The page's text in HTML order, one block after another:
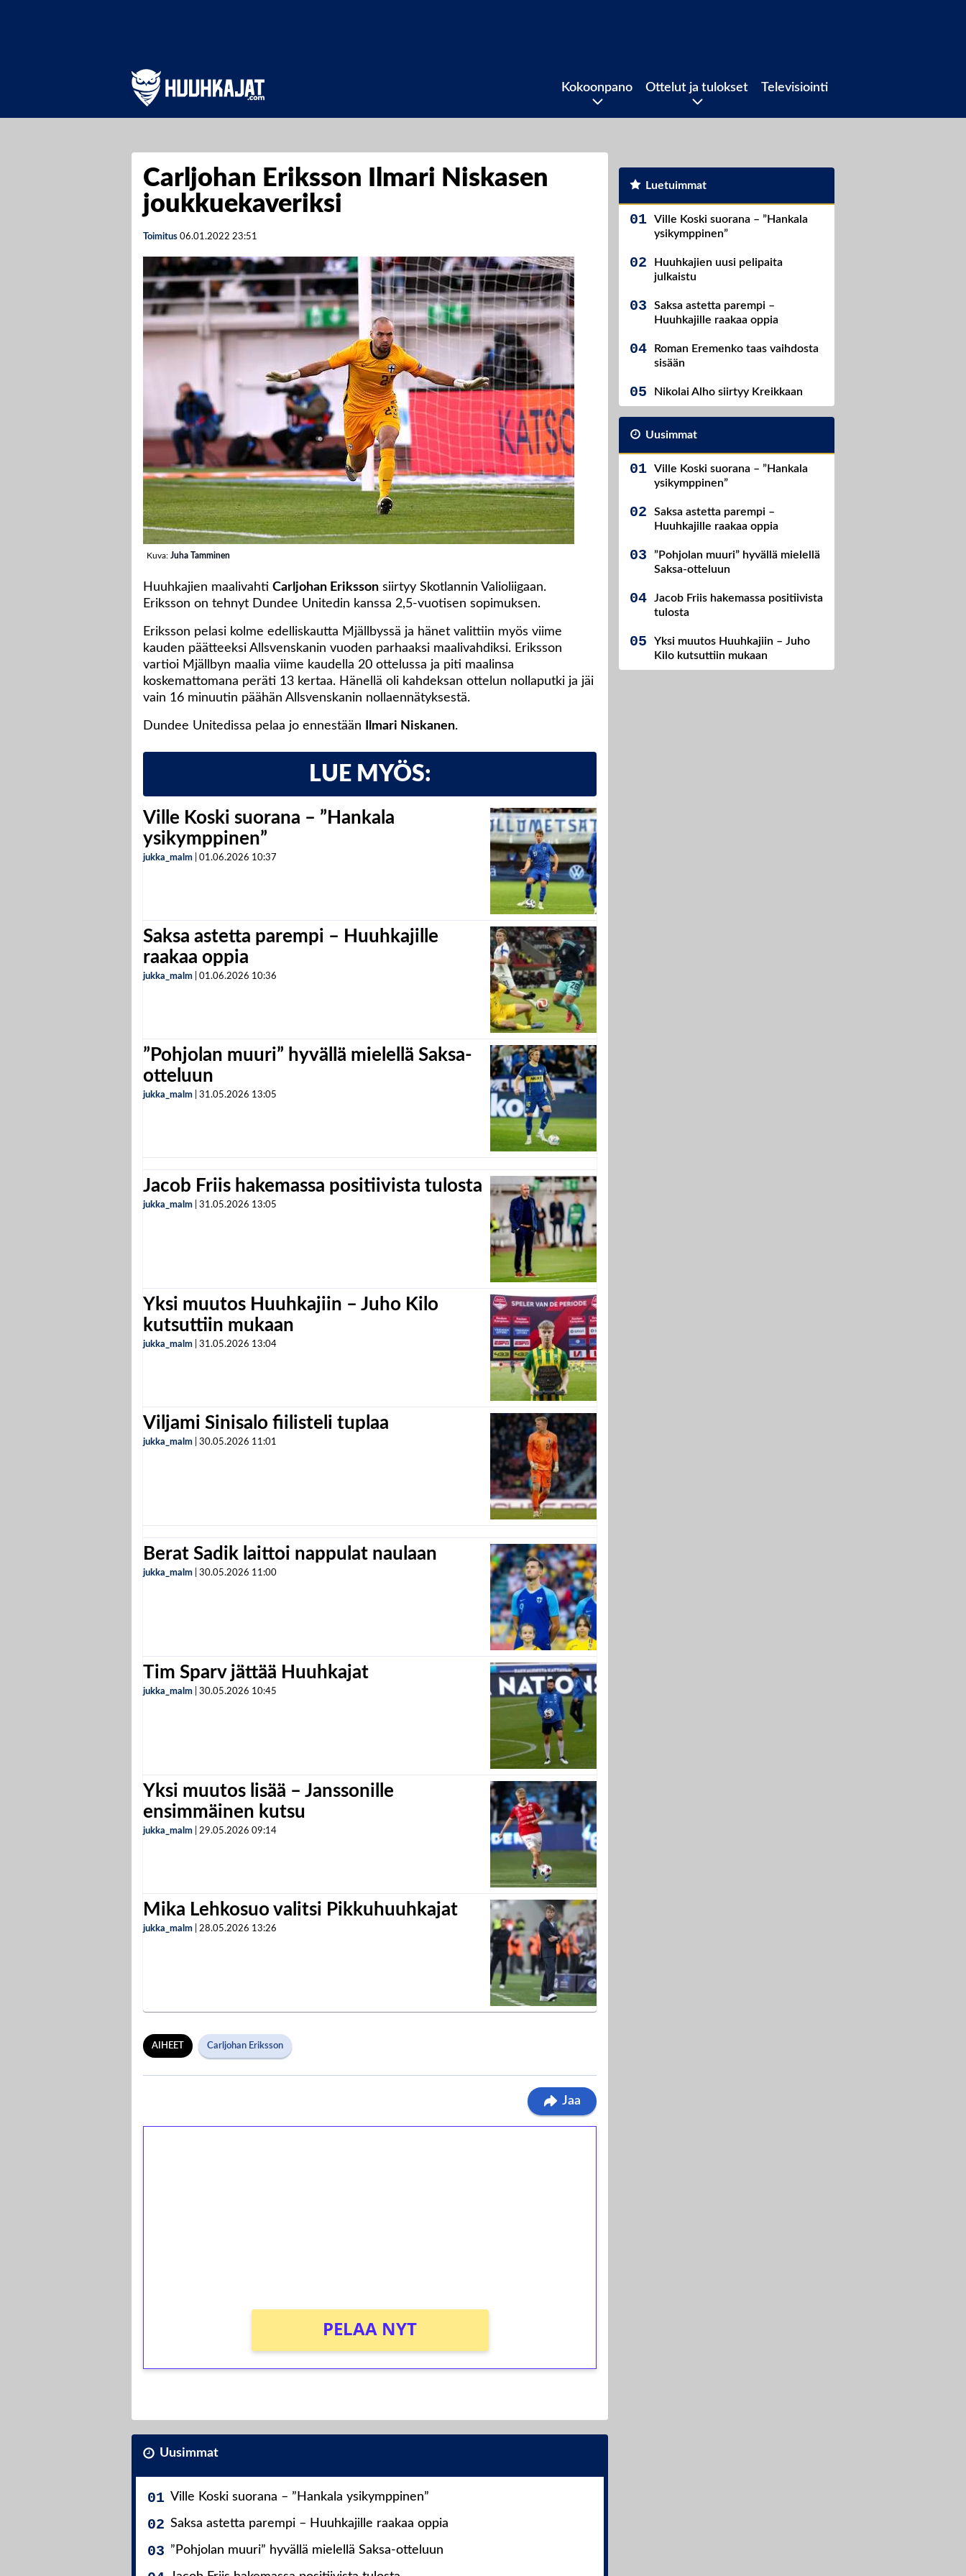
Kokoonpano Ottelut ja tulokset Televisiointi
Carljohan Eriksson Ilmari Niskasen
joukkuekaveriksi
Toimitus 06.01.2022 23:51
Kuva: Juha Tamminen
Huuhkajien maalivahti Carljohan Eriksson siirtyy Skotlannin Valioliigaan.
Eriksson on tehnyt Dundee Unitedin kanssa 2,5-vuotisen sopimuksen.
Eriksson pelasi kolme edelliskautta Mjällbyssä ja hänet valittiin myös viime
kauden päätteeksi Allsvenskanin vuoden parhaaksi maalivahdiksi. Eriksson
vartioi Mjällbyn maalia viime kaudella 20 ottelussa ja piti maalinsa
koskemattomana peräti 13 kertaa. Hänellä oli kahdeksan ottelun nollaputki ja jäi
vain 16 minuutin päähän Allsvenskanin nollaennätyksestä.
Dundee Unitedissa pelaa jo ennestään Ilmari Niskanen.
LUE MYÖS:
Ville Koski suorana – ”Hankala
ysikymppinen”
jukka_malm 01.06.2026 10:37
Saksa astetta parempi – Huuhkajille
raakaa oppia
jukka_malm 01.06.2026 10:36
”Pohjolan muuri” hyvällä mielellä Saksa-
otteluun
jukka_malm 31.05.2026 13:05
Jacob Friis hakemassa positiivista tulosta
jukka_malm 31.05.2026 13:05
Yksi muutos Huuhkajiin – Juho Kilo
kutsuttiin mukaan
jukka_malm 31.05.2026 13:04
Viljami Sinisalo fiilisteli tuplaa
jukka_malm 30.05.2026 11:01
Berat Sadik laittoi nappulat naulaan
jukka_malm 30.05.2026 11:00
Tim Sparv jättää Huuhkajat
jukka_malm 30.05.2026 10:45
Yksi muutos lisää – Janssonille
ensimmäinen kutsu
jukka_malm 29.05.2026 09:14
Mika Lehkosuo valitsi Pikkuhuuhkajat
jukka_malm 28.05.2026 13:26
AIHEET Carljohan Eriksson
Jaa
PELAA NYT
Uusimmat
Ville Koski suorana – ”Hankala ysikymppinen”
Saksa astetta parempi – Huuhkajille raakaa oppia
”Pohjolan muuri” hyvällä mielellä Saksa-otteluun
Luetuimmat
Ville Koski suorana – ”Hankala
ysikymppinen”
Huuhkajien uusi pelipaita
julkaistu
Saksa astetta parempi –
Huuhkajille raakaa oppia
Roman Eremenko taas vaihdosta
sisään
Nikolai Alho siirtyy Kreikkaan
Uusimmat
Ville Koski suorana – ”Hankala
ysikymppinen”
Saksa astetta parempi –
Huuhkajille raakaa oppia
”Pohjolan muuri” hyvällä mielellä
Saksa-otteluun
Jacob Friis hakemassa positiivista
tulosta
Yksi muutos Huuhkajiin – Juho
Kilo kutsuttiin mukaan